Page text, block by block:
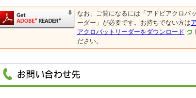
なお、ご覧になるには「アドビアクロバ
ーダー」が必要です。お持ちでない方は
アクロバットリーダーをダウンロード
ださい。